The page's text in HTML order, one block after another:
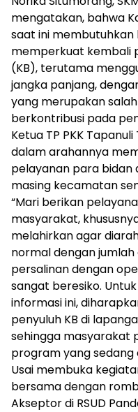
mengatakan, bahwa
saat ini
memperkuat kembali
(KB), terutama
jangka panjang,
yang merupakan
berkontribusi pada
Ketua TP PKK
dalam arahannya
pelayanan para bidan
masing kecamatan
“Mari berikan
masyarakat,
melahirkan agar
normal dengan
persalinan dengan
sangat beresiko.
informasi ini,
penyuluh KB di
sehingga masyarakat
program yang sedang
Usai membuka
bersama dengan
Akseptor di RSUD